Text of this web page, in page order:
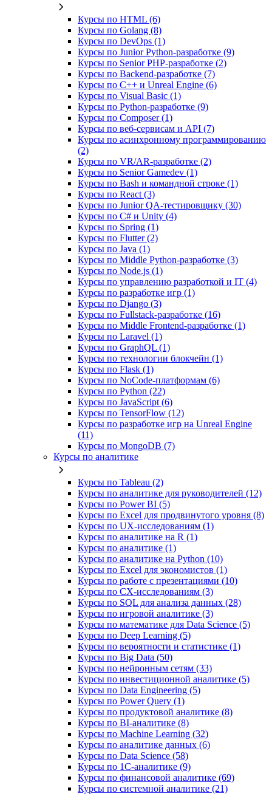
Курсы по HTML (6)
Курсы по Golang (8)
Курсы по DevOps (1)
Курсы по Junior Python-разработке (9)
Курсы по Senior PHP-разработке (2)
Курсы по Backend‑разработке (7)
Курсы по C++ и Unreal Engine (6)
Курсы по Visual Basic (1)
Курсы по Python-разработке (9)
Курсы по Composer (1)
Курсы по веб‑сервисам и API (7)
Курсы по асинхронному программированию
(2)
Курсы по VR/AR‑разработке (2)
Курсы по Senior Gamedev (1)
Курсы по Bash и командной строке (1)
Курсы по React (3)
Курсы по Junior QA-тестировщику (30)
Курсы по C# и Unity (4)
Курсы по Spring (1)
Курсы по Flutter (2)
Курсы по Java (1)
Курсы по Middle Python-разработке (3)
Курсы по Node.js (1)
Курсы по управлению разработкой и IT (4)
Курсы по разработке игр (1)
Курсы по Django (3)
Курсы по Fullstack‑разработке (16)
Курсы по Middle Frontend-разработке (1)
Курсы по Laravel (1)
Курсы по GraphQL (1)
Курсы по технологии блокчейн (1)
Курсы по Flask (1)
Курсы по NoCode‑платформам (6)
Курсы по Python (22)
Курсы по JavaScript (6)
Курсы по TensorFlow (12)
Курсы по разработке игр на Unreal Engine
(11)
Курсы по MongoDB (7)
Курсы по аналитике
Курсы по Tableau (2)
Курсы по аналитике для руководителей (12)
Курсы по Power BI (5)
Курсы по Excel для продвинутого уровня (8)
Курсы по UX‑исследованиям (1)
Курсы по аналитике на R (1)
Курсы по аналитике (1)
Курсы по аналитике на Python (10)
Курсы по Excel для экономистов (1)
Курсы по работе с презентациями (10)
Курсы по CX-исследованиям (3)
Курсы по SQL для анализа данных (28)
Курсы по игровой аналитике (3)
Курсы по математике для Data Science (5)
Курсы по Deep Learning (5)
Курсы по вероятности и статистике (1)
Курсы по Big Data (50)
Курсы по нейронным сетям (33)
Курсы по инвестиционной аналитике (5)
Курсы по Data Engineering (5)
Курсы по Power Query (1)
Курсы по продуктовой аналитике (8)
Курсы по BI‑аналитике (8)
Курсы по Machine Learning (32)
Курсы по аналитике данных (6)
Курсы по Data Science (58)
Курсы по 1С‑аналитике (9)
Курсы по финансовой аналитике (69)
Курсы по системной аналитике (21)